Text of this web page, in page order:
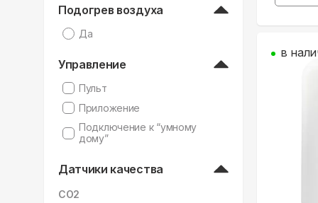
Подогрев воздуха
Да
Управление
Пульт
Приложение
Подключение к “умному
дому”
Датчики качества
CO2
в